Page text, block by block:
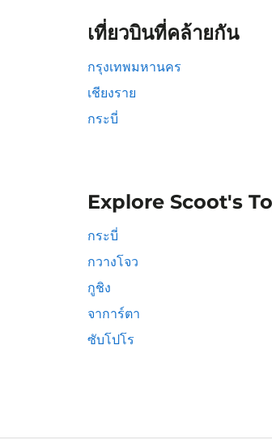
เที่ยวบินที่คล้ายกัน
กรุงเทพมหานคร
เชียงราย
กระบี่
Explore Scoot's
กระบี่
กวางโจว
กูชิง
จาการ์ตา
ซับโปโร